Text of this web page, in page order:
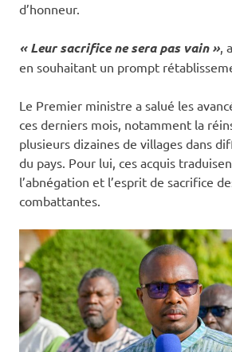
d’honneur.
« Leur sacrifice ne sera pas vain »,
en souhaitant un prompt
‎Le Premier ministre a salué les
ces derniers mois, notamment la
plusieurs dizaines de villages dans
du pays. Pour lui, ces acquis
l’abnégation et l’esprit de sacrifice
combattantes.